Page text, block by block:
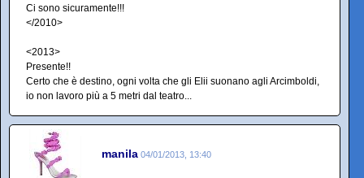
Ci sono sicuramente!!!
</2010>
<2013>
Presente!!
Certo che è destino, ogni volta che gli Elii suonano agli Arcimboldi,
io non lavoro più a 5 metri dal teatro...
manila 04/01/2013, 13:40